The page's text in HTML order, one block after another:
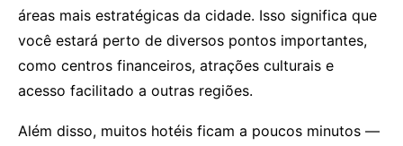
áreas mais estratégicas da cidade. Isso significa que
você estará perto de diversos pontos importantes,
como centros financeiros, atrações culturais e
acesso facilitado a outras regiões.
Além disso, muitos hotéis ficam a poucos minutos —